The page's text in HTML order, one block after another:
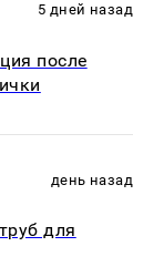
5 дней назад
после
день назад
для